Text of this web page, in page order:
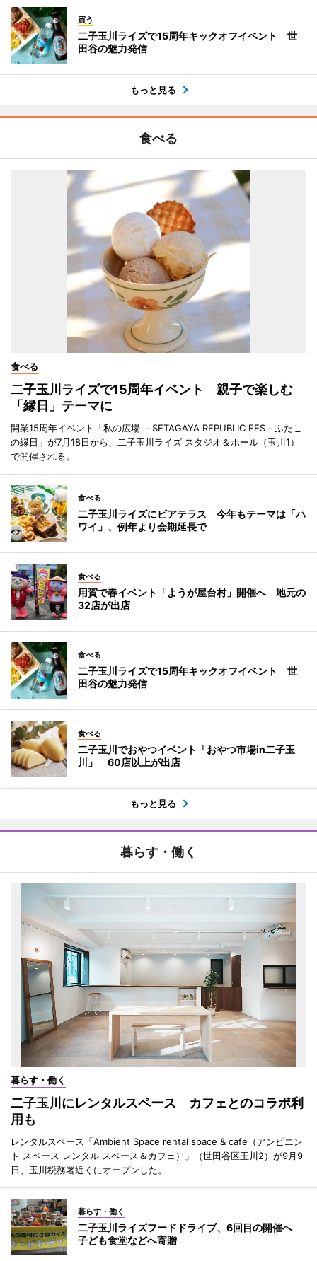
買う
二子玉川ライズで15周年キックオフイベント 世
田谷の魅力発信
もっと見る
食べる
食べる
二子玉川ライズで15周年イベント 親子で楽しむ
「縁日」テーマに
開業15周年イベント「私の広場 －SETAGAYA REPUBLIC FES－ふたこ
の縁日」が7月18日から、二子玉川ライズ スタジオ＆ホール（玉川1）
で開催される。
食べる
二子玉川ライズにビアテラス 今年もテーマは「ハ
ワイ」、例年より会期延長で
食べる
用賀で春イベント「ようが屋台村」開催へ 地元の
32店が出店
食べる
二子玉川ライズで15周年キックオフイベント 世
田谷の魅力発信
食べる
二子玉川でおやつイベント「おやつ市場in二子玉
川」 60店以上が出店
もっと見る
暮らす・働く
暮らす・働く
二子玉川にレンタルスペース カフェとのコラボ利
用も
レンタルスペース「Ambient Space rental space & cafe（アンビエン
ト スペース レンタル スペース＆カフェ）」（世田谷区玉川2）が9月9
日、玉川税務署近くにオープンした。
暮らす・働く
二子玉川ライズフードドライブ、6回目の開催へ
子ども食堂などへ寄贈